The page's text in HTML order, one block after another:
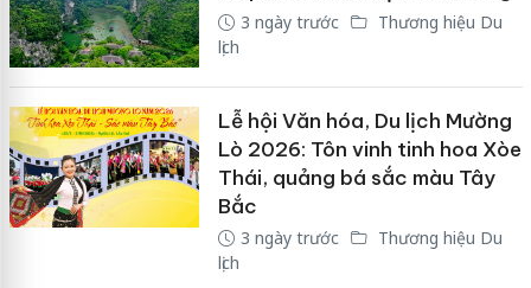
3 ngày trước
Thương hiệu Du
lịch
Lễ hội Văn hóa, Du lịch Mường
Lò 2026: Tôn vinh tinh hoa Xòe
Thái, quảng bá sắc màu Tây
Bắc
3 ngày trước
Thương hiệu Du
lịch